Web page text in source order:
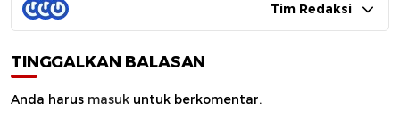
Tim Redaksi
TINGGALKAN BALASAN
Anda harus masuk untuk berkomentar.